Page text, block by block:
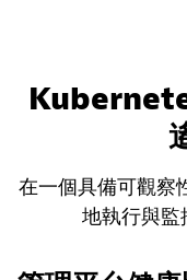
在一個具備可觀察
地執行與監